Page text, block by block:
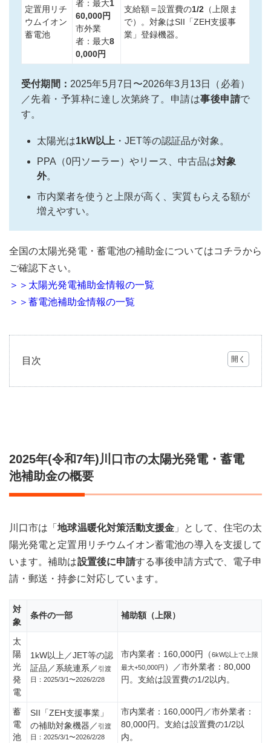
定置用リチ
ウムイオン
蓄電池
者：最大1
60,000円
市外業
者：最大8
0,000円
支給額＝設置費の1/2 （上限ま
で）。対象はSII「ZEH支援事
業」登録機器。
受付期間： 2025年5月7日〜2026年3月13日（必着）
／先着・予算枠に達し次第終了。申請は事後申請で
す。
太陽光は1kW以上 ・JET等の認証品が対象。
PPA（0円ソーラー）やリース、中古品は対象
外。
市内業者を使うと上限が高く、実質もらえる額が
増えやすい。
全国の太陽光発電・蓄電池の補助金についてはコチラから
ご確認下さい。
＞＞太陽光発電補助金情報の一覧
＞＞蓄電池補助金情報の一覧
目次
2025
市の
太陽
光発
電・
助金
の概
要
2025
和7
市の
太陽
光発
池補
助金
はい
2025年(令和7年)川口市の太陽光発電・蓄電
池補助金の概要
川口市は「地球温暖化対策活動支援金 」として、住宅の太
陽光発電と定置用リチウムイオン蓄電池の導入を支援して
います。補助は設置後に申請する事後申請方式で、電子申
請・郵送・持参に対応しています。
対
象
条件の一部 補助額（上限）
太
陽
光
発
電
1kW以上／JET等の認
証品／系統連系／ 引渡
日：2025/3/1〜2026/2/28
市内業者：160,000円（6kW以上で上限
最大+50,000円 ）／市外業者：80,000
円。支給は設置費の1/2以内。
蓄
電
池
SII「ZEH支援事業」
の補助対象機器／ 引渡
日：2025/3/1〜2026/2/28
市内業者：160,000円／市外業者：
80,000円。支給は設置費の1/2以
内。